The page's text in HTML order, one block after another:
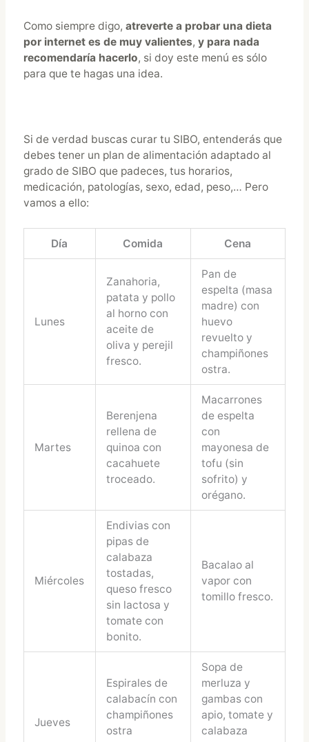
Como siempre digo, atreverte a probar una dieta
por internet es de muy valientes, y para nada
recomendaría hacerlo, si doy este menú es sólo
para que te hagas una idea.
Si de verdad buscas curar tu SIBO, entenderás que
debes tener un plan de alimentación adaptado al
grado de SIBO que padeces, tus horarios,
medicación, patologías, sexo, edad, peso,… Pero
vamos a ello:
Día Comida Cena
Lunes
Zanahoria,
patata y pollo
al horno con
aceite de
oliva y perejil
fresco.
Pan de
espelta (masa
madre) con
huevo
revuelto y
champiñones
ostra.
Martes
Berenjena
rellena de
quinoa con
cacahuete
troceado.
Macarrones
de espelta
con
mayonesa de
tofu (sin
sofrito) y
orégano.
Miércoles
Endivias con
pipas de
calabaza
tostadas,
queso fresco
sin lactosa y
tomate con
bonito.
Bacalao al
vapor con
tomillo fresco.
Jueves
Espirales de
calabacín con
champiñones
ostra
Sopa de
merluza y
gambas con
apio, tomate y
calabaza